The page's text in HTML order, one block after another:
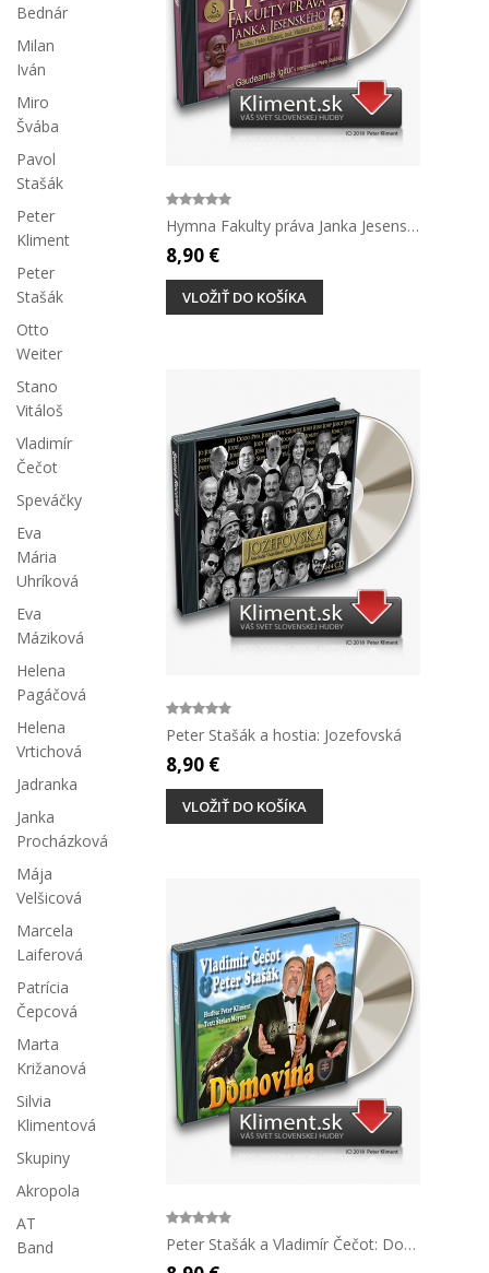
Bednár
Milan
Iván
Miro
Švába
Pavol
Stašák
Peter
Kliment
Peter
Stašák
Otto
Weiter
Stano
Vitáloš
Vladimír
Čečot
Speváčky
Eva
Mária
Uhríková
Eva
Máziková
Helena
Pagáčová
Helena
Vrtichová
Jadranka
Janka
Procházková
Mája
Velšicová
Marcela
Laiferová
Patrícia
Čepcová
Marta
Križanová
Silvia
Klimentová
Skupiny
Akropola
AT
Band
Hymna Fakulty práva Janka Jesenského
8,90 €
VLOŽIŤ DO KOŠÍKA
Peter Stašák a hostia: Jozefovská
8,90 €
VLOŽIŤ DO KOŠÍKA
Peter Stašák a Vladimír Čečot: Domovina